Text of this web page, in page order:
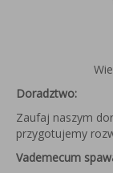
Doradztwo:
Zaufaj naszym
przygotujemy
Vademecum